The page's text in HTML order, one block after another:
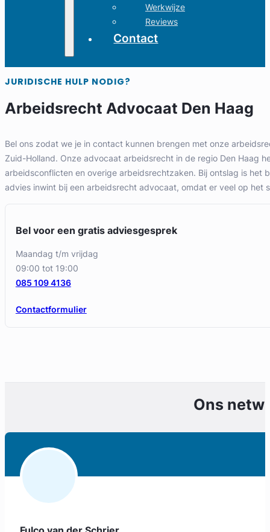
Werkwijze
Reviews
Contact
JURIDISCHE HULP NODIG?
Arbeidsrecht Advocaat Den Haag
Bel ons zodat we je in contact kunnen brengen met onze
Zuid-Holland. Onze advocaat arbeidsrecht in de regio Den Haag
arbeidsconflicten en overige arbeidsrechtzaken. Bij ontslag is het
advies inwint bij een arbeidsrecht advocaat, omdat er veel op het
Bel voor een gratis adviesgesprek
maandag t/m vrijdag
09:00 tot 19:00
Contactformulier
085 109 4136
Ons